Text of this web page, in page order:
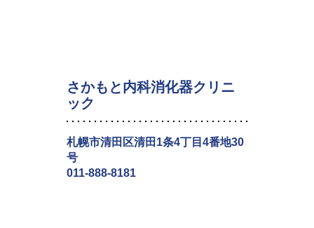
さかもと内科消化器クリニ
ック
札幌市清田区清田1条4丁目4番地30
号
011-888-8181